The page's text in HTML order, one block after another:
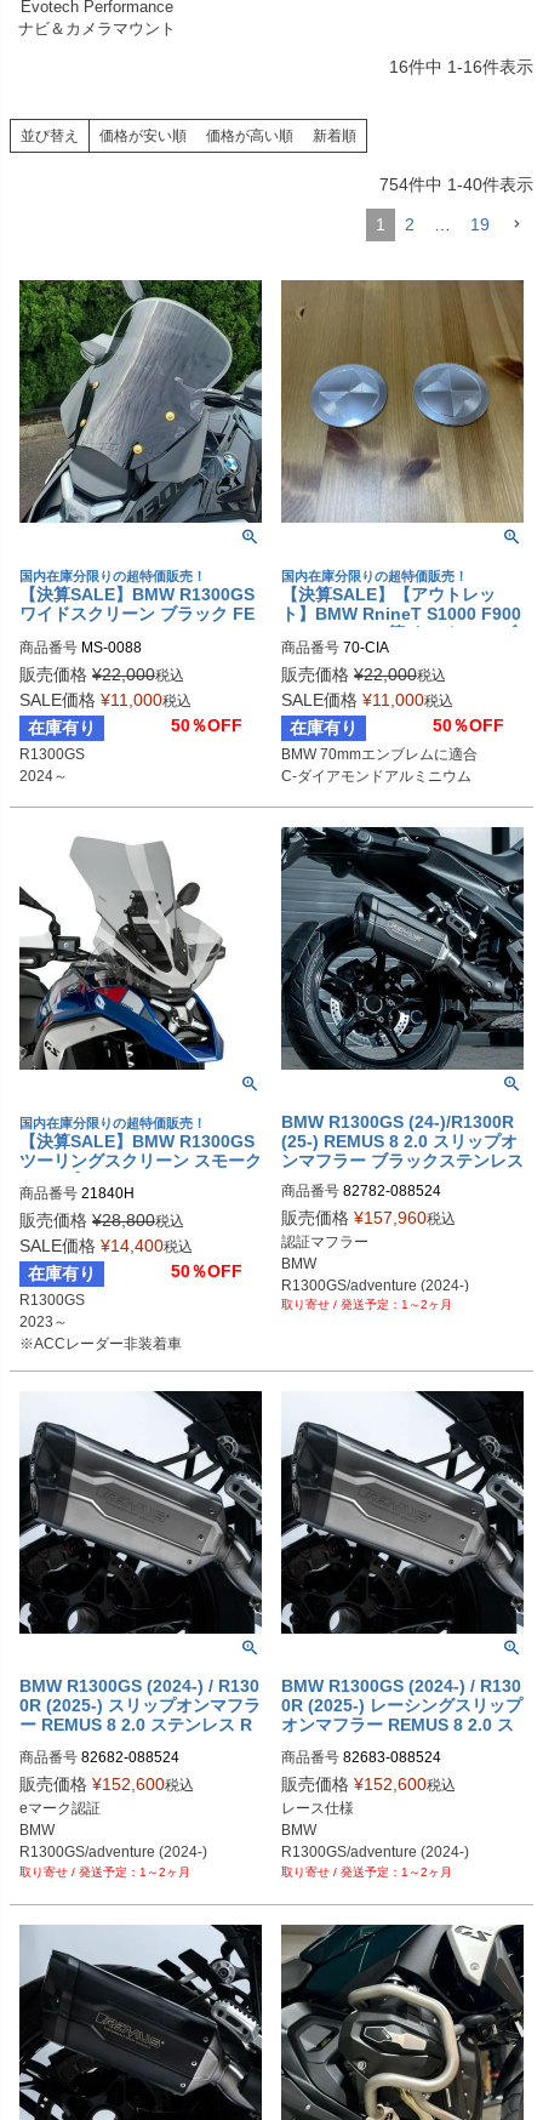
Evotech Performance
ナビ＆カメラマウント
16件中 1-16件表示
並び替え 価格が安い順 価格が高い順 新着順
754件中 1-40件表示
1 2 19
国内在庫分限りの超特価販売！
【決算SALE】BMW R1300GS
ワイドスクリーン ブラック FE
商品番号 MS-0088
販売価格 ¥22,000税込
SALE価格 ¥11,000税込
在庫有り 50％OFF
R1300GS
2024～
国内在庫分限りの超特価販売！
【決算SALE】【アウトレッ
ト】BMW RnineT S1000 F900
R1250 K1300等 タンク エンブ
レム 70mm C-ダイアモンドア
ルミニウム EX-MOTORCYCLE
商品番号
販売価格 ¥22,000税込
SALE価格 ¥11,000税込
在庫有り 50％OFF
BMW 70mmエンブレムに適合
C-ダイアモンドアルミニウム
国内在庫分限りの超特価販売！
【決算SALE】BMW R1300GS
ツーリングスクリーン スモーク
商品番号 21840H
販売価格 ¥28,800税込
SALE価格 ¥14,400税込
在庫有り 50％OFF
R1300GS
2023～
※ACCレーダー非装着車
BMW R1300GS (24-)/R1300R
(25-) REMUS 8 2.0 スリップオ
ンマフラー ブラックステンレス
商品番号 82782-088524
82782 088524
rem_82782_088524
販売価格 ¥157,960税込
認証マフラー
BMW
R1300GS/adventure (2024-)
R1300R (2025-)
1～2ヶ月
BMW R1300GS (2024-) / R130
0R (2025-) スリップオンマフラ
ー REMUS 8 2.0 ステンレス R
商品番号 82682-088524
82682 088524
rem_82682_088524
販売価格 ¥152,600税込
eマーク認証
BMW
R1300GS/adventure (2024-)
R1300R (2025-)
1～2ヶ月
BMW R1300GS (2024-) / R130
0R (2025-) レーシングスリップ
オンマフラー REMUS 8 2.0 ス
商品番号 82683-088524
82683 088524
rem_82683_088524
販売価格 ¥152,600税込
レース仕様
BMW
R1300GS/adventure (2024-)
R1300R (2025-)
1～2ヶ月